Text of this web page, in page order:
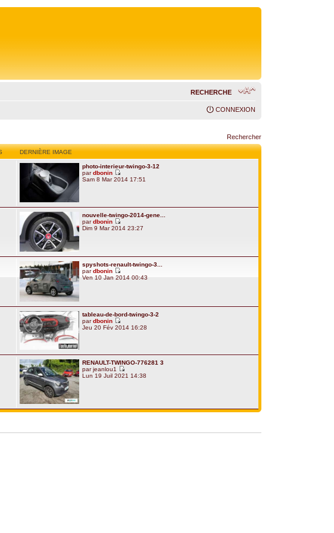
RECHERCHE
CONNEXION
Rechercher
DERNIÈRE IMAGE
photo-interieur-twingo-3-12
pardbonin
Sam 8 Mar 2014 17:51
nouvelle-twingo-2014-gene...
pardbonin
Dim 9 Mar 2014 23:27
spyshots-renault-twingo-3...
pardbonin
Ven 10 Jan 2014 00:43
tableau-de-bord-twingo-3-2
pardbonin
Jeu 20 Fév 2014 16:28
RENAULT-TWINGO-776281 3
parjeanlou1
Lun 19 Juil 2021 14:38